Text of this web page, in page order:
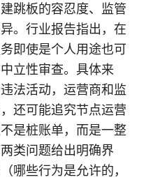
跳板的容忍度、监管
。行业报告指出，在
即使是个人用途也可
立性审查。具体来
法活动，运营商和监
还可能追究节点运营
是桩账单，而是一整
类问题给出明确界
哪些行为是允许的，